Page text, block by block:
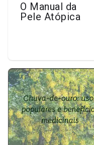
O Manual da
Pele Atópica